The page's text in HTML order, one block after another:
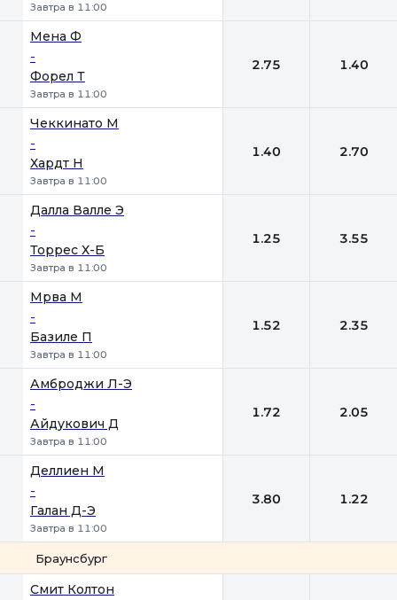
Завтра в 11:00
Мена Ф
-
Форел Т
Завтра в 11:00
2.75 1.40
Чеккинато М
-
Хардт Н
Завтра в 11:00
1.40 2.70
Далла Валле Э
-
Торрес Х-Б
Завтра в 11:00
1.25 3.55
Мрва М
-
Базиле П
Завтра в 11:00
1.52 2.35
Амброджи Л-Э
-
Айдукович Д
Завтра в 11:00
1.72 2.05
Деллиен М
-
Галан Д-Э
Завтра в 11:00
3.80 1.22
Браунсбург
Смит Колтон